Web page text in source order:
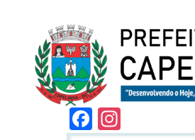
Facebook